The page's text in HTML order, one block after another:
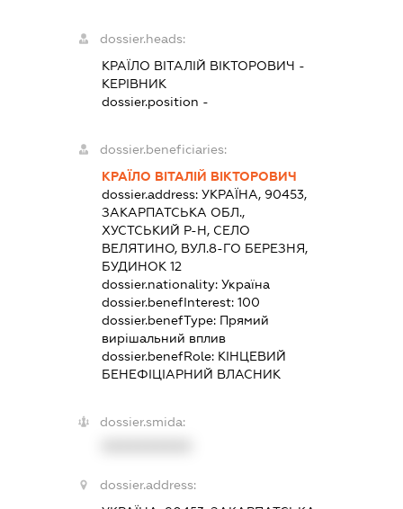
dossier.heads:
КРАЇЛО ВІТАЛІЙ ВІКТОРОВИЧ -
КЕРІВНИК
dossier.position -
dossier.beneficiaries:
КРАЇЛО ВІТАЛІЙ ВІКТОРОВИЧ
dossier.address:УКРАЇНА, 90453,
ЗАКАРПАТСЬКА ОБЛ.,
ХУСТСЬКИЙ Р-Н, СЕЛО
ВЕЛЯТИНО, ВУЛ.8-ГО БЕРЕЗНЯ,
БУДИНОК 12
dossier.nationality:Україна
dossier.benefInterest:100
dossier.benefType: Прямий
вирішальний вплив
dossier.benefRole: КІНЦЕВИЙ
БЕНЕФІЦІАРНИЙ ВЛАСНИК
dossier.smida:
dossier.address: